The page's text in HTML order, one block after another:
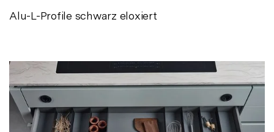
Alu-L-Profile schwarz eloxiert